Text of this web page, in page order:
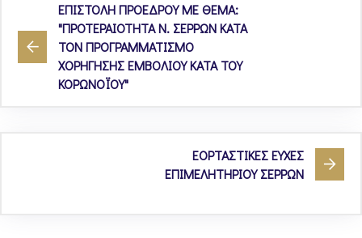
ΕΠΙΣΤΟΛΗ ΠΡΟΕΔΡΟΥ ΜΕ ΘΕΜΑ:
"ΠΡΟΤΕΡΑΙΟΤΗΤΑ Ν. ΣΕΡΡΩΝ ΚΑΤΑ
ΤΟΝ ΠΡΟΓΡΑΜΜΑΤΙΣΜΟ
ΧΟΡΗΓΗΣΗΣ ΕΜΒΟΛΙΟΥ ΚΑΤΑ ΤΟΥ
ΚΟΡΩΝΟΪΟΥ"
ΕΟΡΤΑΣΤΙΚΕΣ ΕΥΧΕΣ
ΕΠΙΜΕΛΗΤΗΡΙΟΥ ΣΕΡΡΩΝ